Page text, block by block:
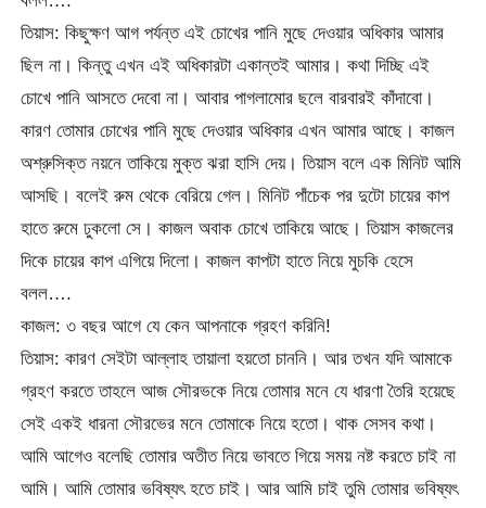
তিয়াস: কিছুক্ষণ আগ পর্যন্ত এই চোখের পানি মুছে দেওয়ার অধিকার আমার
ছিল না। কিন্তু এখন এই অধিকারটা একান্তই আমার। কথা দিচ্ছি এই
চোখে পানি আসতে দেবো না। আবার পাগলামোর ছলে বারবারই কাঁদাবো।
কারণ তোমার চোখের পানি মুছে দেওয়ার অধিকার এখন আমার আছে। কাজল
অশ্রুসিক্ত নয়নে তাকিয়ে মুক্ত ঝরা হাসি দেয়। তিয়াস বলে এক মিনিট আমি
আসছি। বলেই রুম থেকে বেরিয়ে গেল। মিনিট পাঁচেক পর দুটো চায়ের কাপ
হাতে রুমে ঢুকলো সে। কাজল অবাক চোখে তাকিয়ে আছে। তিয়াস কাজলের
দিকে চায়ের কাপ এগিয়ে দিলো। কাজল কাপটা হাতে নিয়ে মুচকি হেসে
বলল….
কাজল: ৩ বছর আগে যে কেন আপনাকে গ্রহণ করিনি!
তিয়াস: কারণ সেইটা আল্লাহ তায়ালা হয়তো চাননি। আর তখন যদি আমাকে
গ্রহণ করতে তাহলে আজ সৌরভকে নিয়ে তোমার মনে যে ধারণা তৈরি হয়েছে
সেই একই ধারনা সৌরভের মনে তোমাকে নিয়ে হতো। থাক সেসব কথা।
আমি আগেও বলেছি তোমার অতীত নিয়ে ভাবতে গিয়ে সময় নষ্ট করতে চাই না
আমি। আমি তোমার ভবিষ্যৎ হতে চাই। আর আমি চাই তুমি তোমার ভবিষ্যৎ